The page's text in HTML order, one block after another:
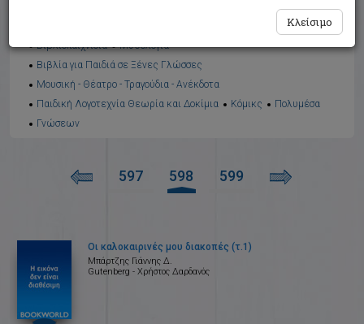
Εορταστικά - Επετειακά
Ημερολόγια - Λευκώματα
Βιβλιοπαιχνίδια
Μυθολογία
Βιβλία για Παιδιά σε Ξένες Γλώσσες
Μουσική - Θέατρο - Τραγούδια - Ανέκδοτα
Παιδική Λογοτεχνία Θεωρία και Δοκίμια
Κόμικς
Πολυμέσα
Γνώσεων
597 598 599
Οι καλοκαιρινές μου διακοπές (τ.1)
Μπάρτζης Γιάννης Δ.
Gutenberg - Χρήστος Δαρδανός
Κλείσιμο